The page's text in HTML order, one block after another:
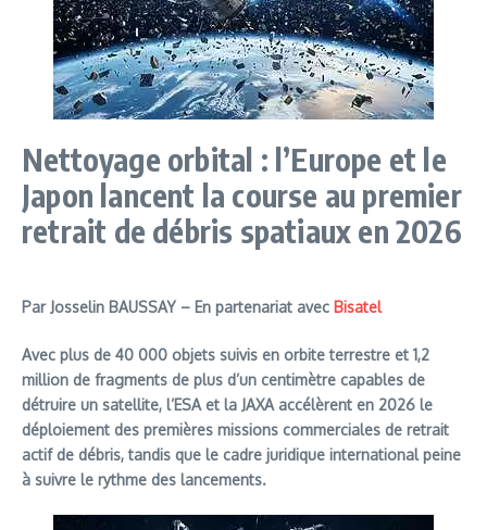
Nettoyage orbital : l’Europe et le
Japon lancent la course au premier
retrait de débris spatiaux en 2026
Par Josselin BAUSSAY – En partenariat avec Bisatel
Avec plus de 40 000 objets suivis en orbite terrestre et 1,2
million de fragments de plus d’un centimètre capables de
détruire un satellite, l’ESA et la JAXA accélèrent en 2026 le
déploiement des premières missions commerciales de retrait
actif de débris, tandis que le cadre juridique international peine
à suivre le rythme des lancements.